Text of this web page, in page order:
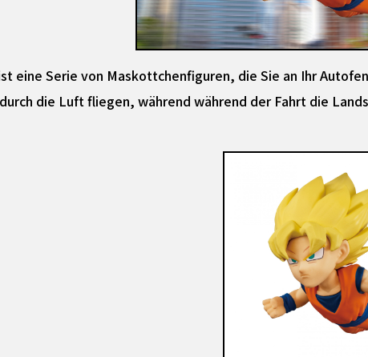
eine Serie von Maskottchenfiguren, die Sie an Ihr
die Luft fliegen, während während der Fahrt die